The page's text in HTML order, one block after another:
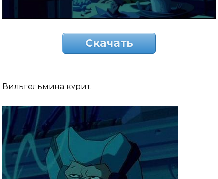
Скачать
Вильгельмина курит.